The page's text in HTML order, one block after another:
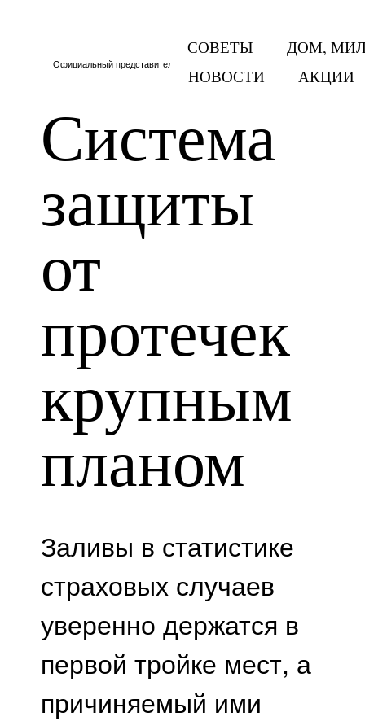
Официальный представитель Тритон в Москве и МО
СОВЕТЫ
ДОМ,
НОВОСТИ
АКЦИИ
Система
защиты
от
протечек
крупным
планом
Заливы в статистике
страховых случаев
уверенно держатся в
первой тройке мест, а
причиняемый ими